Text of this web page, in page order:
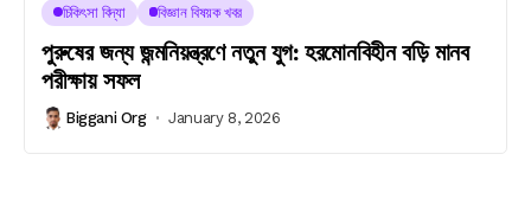
চিকিৎসা বিদ্যা বিজ্ঞান বিষয়ক খবর
পুরুষের জন্য জন্মনিয়ন্ত্রণে নতুন যুগ: হরমোনবিহীন বড়ি মানব
পরীক্ষায় সফল
Biggani Org January 8, 2026